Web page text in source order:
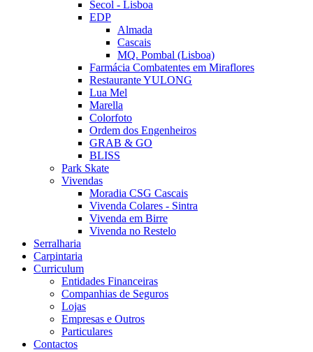
Secol - Lisboa
EDP
Almada
Cascais
MQ. Pombal (Lisboa)
Farmácia Combatentes em Miraflores
Restaurante YULONG
Lua Mel
Marella
Colorfoto
Ordem dos Engenheiros
GRAB & GO
BLISS
Park Skate
Vivendas
Moradia CSG Cascais
Vivenda Colares - Sintra
Vivenda em Birre
Vivenda no Restelo
Serralharia
Carpintaria
Curriculum
Entidades Financeiras
Companhias de Seguros
Lojas
Empresas e Outros
Particulares
Contactos